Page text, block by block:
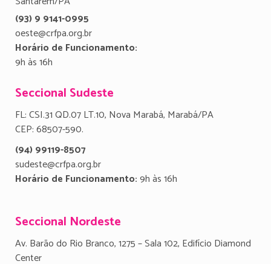
(93) 9 9141-0995
oeste@crfpa.org.br
Horário de Funcionamento:
9h às 16h
Seccional Sudeste
FL: CSI.31 QD.07 LT.10, Nova Marabá, Marabá/PA
CEP: 68507-590.
(94) 99119-8507
sudeste@crfpa.org.br
Horário de Funcionamento:9h às 16h
Seccional Nordeste
Av. Barão do Rio Branco, 1275 – Sala 102, Edifício Diamond
Center